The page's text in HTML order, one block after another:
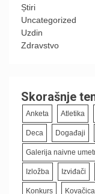
Știri
Uncategorized
Uzdin
Zdravstvo
Skorašnje
Anketa Atletika
Deca Događaji
Galerija naivne
Izložba Izviđači
Konkurs Kovačica